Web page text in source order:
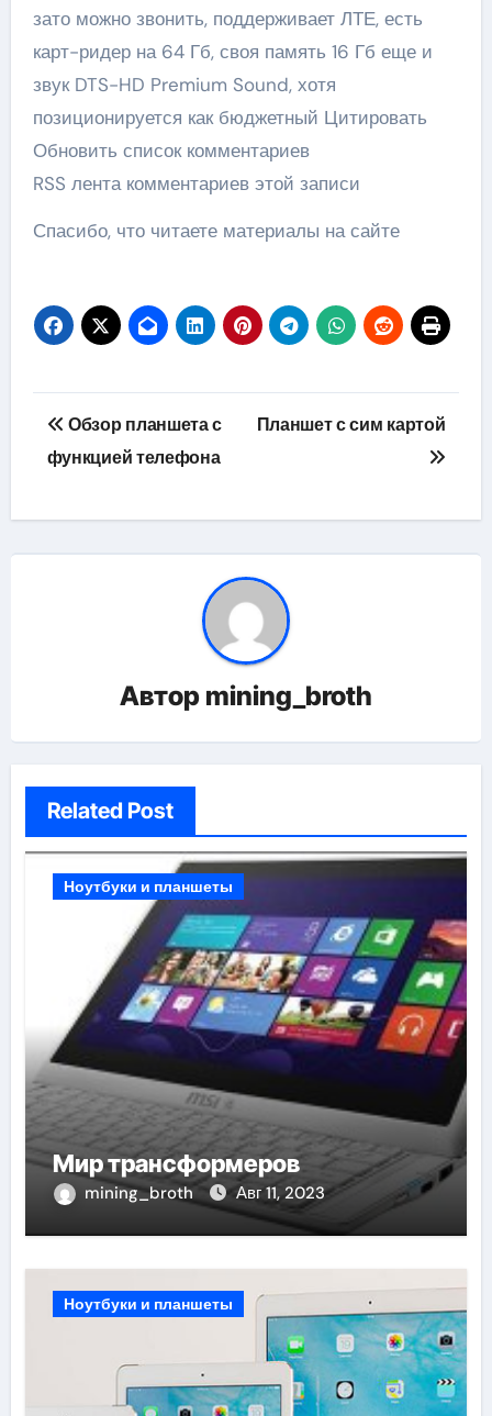
зато можно звонить, поддерживает ЛТЕ, есть
карт-ридер на 64 Гб, своя память 16 Гб еще и
звук DTS-HD Premium Sound, хотя
позиционируется как бюджетный Цитировать
Обновить список комментариев
RSS лента комментариев этой записи
Спасибо, что читаете материалы на сайте
Навигация
по
Обзор планшета с
функцией телефона
Планшет с сим картой
Автор mining_broth
Related Post
Ноутбуки и планшеты
Мир трансформеров
mining_broth Авг 11, 2023
Ноутбуки и планшеты